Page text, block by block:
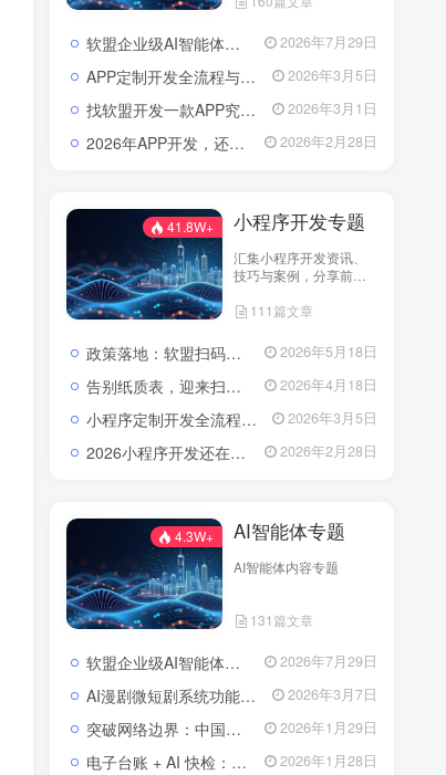
软盟企业级AI智能体定制开发业务全景：从技术交付到场景价值落地 2026年7月29日
APP定制开发全流程与成本解析：从需求到落地的系统性攻略 2026年3月5日
找软盟开发一款APP究竟要花多少钱？揭秘影响预算的五大核心因素 2026年3月1日
2026年APP开发，还在为选服务商发愁吗？软盟用实力说话！ 2026年2月28日
41.8W+ 小程序开发专题
汇集小程序开发资讯、
技巧与案例，分享前沿
111篇文章
政策落地：软盟扫码入企系统为规范涉企行政检查提供数字化解决方案 2026年5月18日
告别纸质表，迎来扫码风：企业检查开启“数字入企”新篇章 2026年4月18日
小程序定制开发全流程解析：流程、费用与避坑指南 2026年3月5日
2026小程序开发还在东拼西凑？软盟定制方案让你赢在起跑线？ 2026年2月28日
4.3W+ AI智能体专题
AI智能体内容专题
131篇文章
软盟企业级AI智能体定制开发业务全景：从技术交付到场景价值落地 2026年7月29日
AI漫剧微短剧系统功能包括了哪些？ 2026年3月7日
突破网络边界：中国实现全球首次人形机器人低轨卫星自主作业 2026年1月29日
电子台账 + AI 快检：区块链技术如何为农批市场食品安全上“双保险”？ 2026年1月28日